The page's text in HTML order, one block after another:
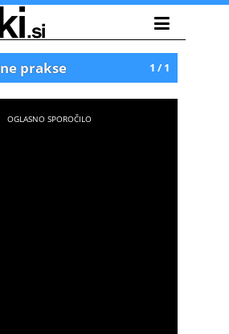
1 / 1
prakse